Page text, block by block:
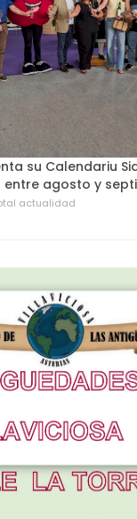
su Calendariu
agosto y
actualidad